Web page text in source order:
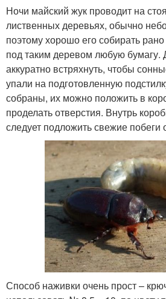
Ночи майский жук проводит на
лиственных деревьях, обычно
поэтому хорошо его собирать рано
под таким деревом любую бумагу.
аккуратно встряхнуть, чтобы
упали на подготовленную
собраны, их можно положить в
проделать отверстия. Внутрь
следует подложить свежие
Способ наживки очень прост –